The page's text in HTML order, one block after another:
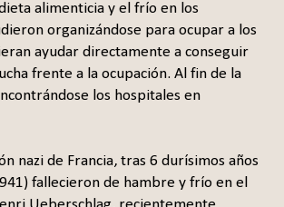
alimenticia y el frío en los
organizándose para ocupar a los
ayudar directamente a conseguir
frente a la ocupación. Al fin de la
los hospitales en
nazi de Francia, tras 6 durísimos años
fallecieron de hambre y frío en el